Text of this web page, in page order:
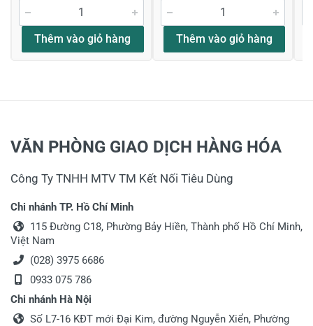
Thêm vào giỏ hàng Thêm vào giỏ hàng
VĂN PHÒNG GIAO DỊCH HÀNG HÓA
Công Ty TNHH MTV TM Kết Nối Tiêu Dùng
Chi nhánh TP. Hồ Chí Minh
115 Đường C18, Phường Bảy Hiền, Thành phố Hồ Chí Minh,
Việt Nam
(028) 3975 6686
0933 075 786
Chi nhánh Hà Nội
Số L7-16 KĐT mới Đại Kim, đường Nguyễn Xiển, Phường